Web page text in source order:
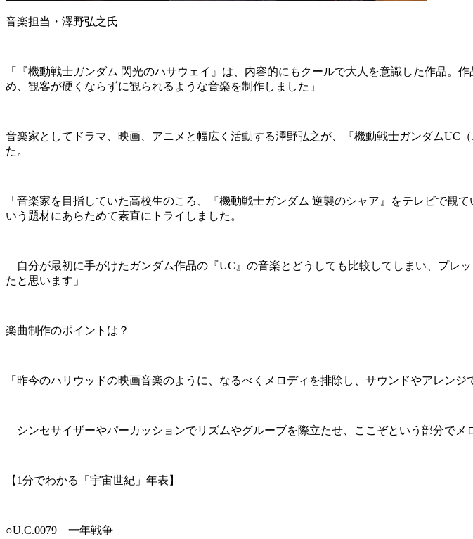
音楽担当・澤野弘之氏
「『機動戦士ガンダム 閃光のハサウェイ』は、内容的にもクールで大人を意識した作品
め、観客が硬くならずに観られるような音楽を制作しました」
音楽家としてドラマ、映画、アニメと幅広く活動する澤野弘之が、『機動戦士ガンダムUC
た。
「音楽家を目指していた高校生のころ、『機動戦士ガンダム 逆襲のシャア』をテレビで
いう題材にあらためて素直にトライしました。
自分が最初に手がけたガンダム作品の『UC』の音楽とどうしても比較してしまい、プレ
たと思います」
楽曲制作のポイントは？
「昨今のハリウッドの映画音楽のように、なるべくメロディを排除し、サウンドやアレンジ
シンセサイザーやパーカッションでリズムやグルーブを際立たせ、ここぞという部分でメ
【1分でわかる「宇宙世紀」年表】
○U.C.0079 一年戦争